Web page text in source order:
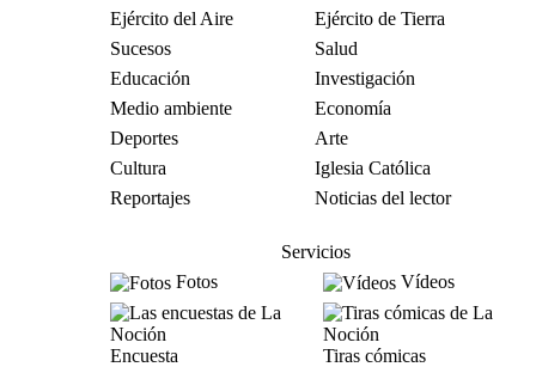
Ejército del Aire
Ejército de Tierra
Sucesos
Salud
Educación
Investigación
Medio ambiente
Economía
Deportes
Arte
Cultura
Iglesia Católica
Reportajes
Noticias del lector
Servicios
Fotos
Vídeos
Encuesta Tiras cómicas